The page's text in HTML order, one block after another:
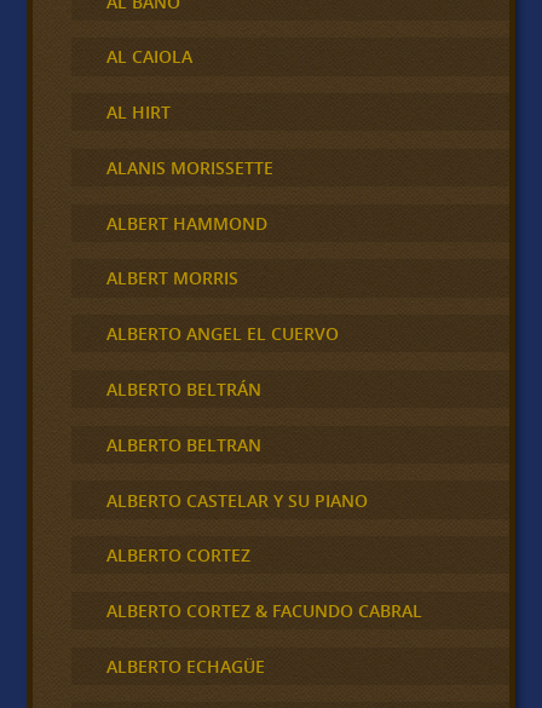
AL CAIOLA
AL HIRT
ALANIS MORISSETTE
ALBERT HAMMOND
ALBERT MORRIS
ALBERTO ANGEL EL CUERVO
ALBERTO BELTRÁN
ALBERTO BELTRAN
ALBERTO CASTELAR Y SU PIANO
ALBERTO CORTEZ
ALBERTO CORTEZ & FACUNDO CABRAL
ALBERTO ECHAGÜE